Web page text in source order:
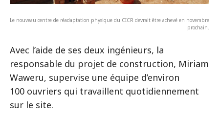
Le nouveau centre de réadaptation physique du CICR devrait être achevé en novembre
prochain.
Avec l’aide de ses deux ingénieurs, la
responsable du projet de construction, Miriam
Waweru, supervise une équipe d’environ
100 ouvriers qui travaillent quotidiennement
sur le site.